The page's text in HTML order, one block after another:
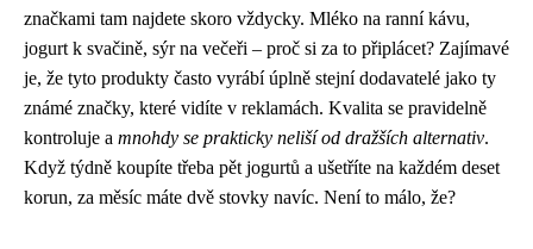
značkami tam najdete skoro vždycky. Mléko na ranní kávu,
jogurt k svačině, sýr na večeři – proč si za to připlácet? Zajímavé
je, že tyto produkty často vyrábí úplně stejní dodavatelé jako ty
známé značky, které vidíte v reklamách. Kvalita se pravidelně
kontroluje a mnohdy se prakticky neliší od dražších alternativ.
Když týdně koupíte třeba pět jogurtů a ušetříte na každém deset
korun, za měsíc máte dvě stovky navíc. Není to málo, že?